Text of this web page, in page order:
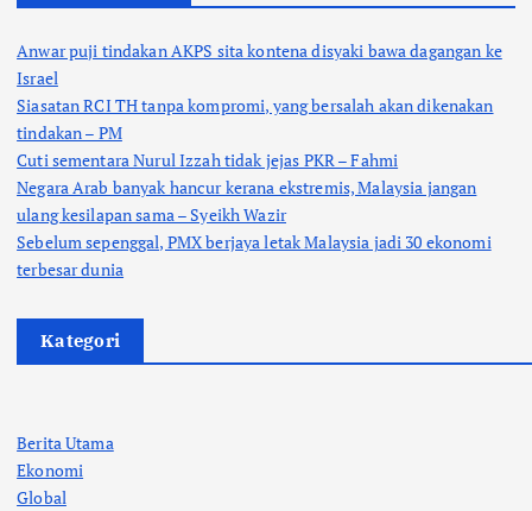
Anwar puji tindakan AKPS sita kontena disyaki bawa dagangan ke
Israel
Siasatan RCI TH tanpa kompromi, yang bersalah akan dikenakan
tindakan – PM
Cuti sementara Nurul Izzah tidak jejas PKR – Fahmi
Negara Arab banyak hancur kerana ekstremis, Malaysia jangan
ulang kesilapan sama – Syeikh Wazir
Sebelum sepenggal, PMX berjaya letak Malaysia jadi 30 ekonomi
terbesar dunia
Kategori
Berita Utama
Ekonomi
Global